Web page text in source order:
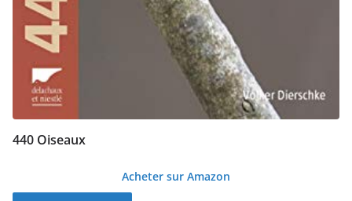
440 Oiseaux
Acheter sur Amazon